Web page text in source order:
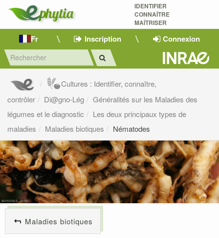
IDENTIFIER
CONNAÎTRE
MAÎTRISER
Fr Inscription Connexion
Cultures : Identifier, connaître,
contrôler
Di@gno-Lég
Généralités sur les Maladies des
légumes et le diagnostic
Les deux principaux types de
maladies
Maladies biotiques Nématodes
Maladies biotiques